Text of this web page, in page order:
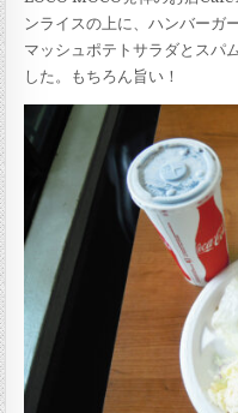
ンライスの上に、ハンバーガ
マッシュポテトサラダとスパ
した。もちろん旨い！